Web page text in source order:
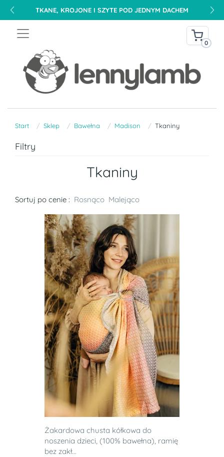
TKANE, KROJONE I SZYTE POD JEDNYM DACHEM
0
Start Sklep Bawełna Madison Tkaniny
Filtry
Tkaniny
Sortuj po cenie : Rosnąco Malejąco
Żakardowa chusta kółkowa do
noszenia dzieci, (100% bawełna), ramię
bez zakł...